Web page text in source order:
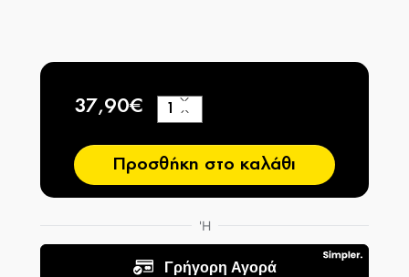
37,90€
−
+
Προσθήκη στο καλάθι